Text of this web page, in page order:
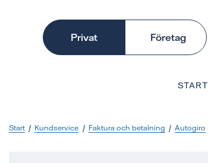
Privat Företag
START
Start Kundservice Faktura och betalning Autogiro